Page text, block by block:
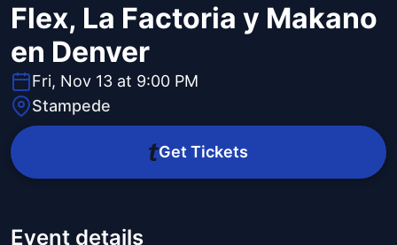
Flex, La Factoria y Makano
en Denver
Fri, Nov 13 at 9:00 PM
Stampede
Get Tickets
Event details